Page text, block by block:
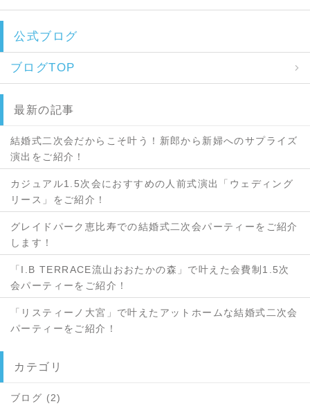
公式ブログ
ブログTOP
最新の記事
結婚式二次会だからこそ叶う！新郎から新婦へのサプライズ
演出をご紹介！
カジュアル1.5次会におすすめの人前式演出「ウェディング
リース」をご紹介！
グレイドパーク恵比寿での結婚式二次会パーティーをご紹介
します！
「I.B TERRACE流山おおたかの森」で叶えた会費制1.5次
会パーティーをご紹介！
「リスティーノ大宮」で叶えたアットホームな結婚式二次会
パーティーをご紹介！
カテゴリ
ブログ (2)